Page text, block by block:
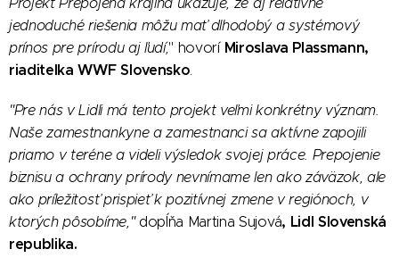
jednoduché riešenia môžu mať dlhodobý a systémový
prínos pre prírodu aj ľudí," hovorí Miroslava Plassmann,
riaditeľka WWF Slovensko.
"Pre nás v Lidli má tento projekt veľmi konkrétny význam.
Naše zamestnankyne a zamestnanci sa aktívne zapojili
priamo v teréne a videli výsledok svojej práce. Prepojenie
biznisu a ochrany prírody nevnímame len ako záväzok, ale
ako príležitosť prispieť k pozitívnej zmene v regiónoch, v
ktorých pôsobíme," dopĺňa Martina Sujová, Lidl Slovenská
republika.